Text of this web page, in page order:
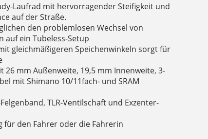
Laufrad mit hervorragender Steifigkeit und
auf der Straße.
den problemlosen Wechsel von
auf ein Tubeless-Setup
gleichmäßigeren Speichenwinkeln sorgt für
26 mm Außenweite, 19,5 mm Innenweite, 3-
mit Shimano 10/11fach- und SRAM
TLR-Ventilschaft und Exzenter-
für den Fahrer oder die Fahrerin